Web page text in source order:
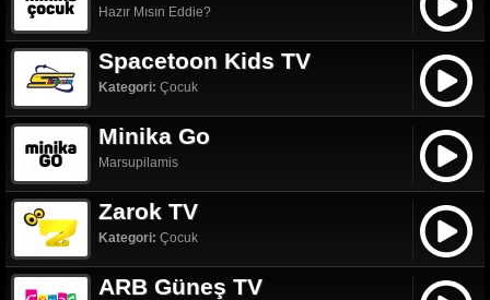
Hazır Mısın Eddie?
Spacetoon Kids TV
Kategori: Çocuk
Minika Go
Marsupilamis
Zarok TV
Kategori: Çocuk
ARB Güneş TV